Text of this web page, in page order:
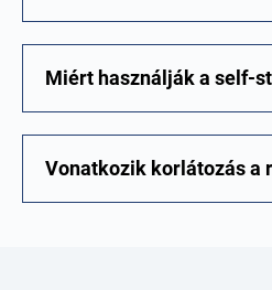
Miért használják a self-
Vonatkozik korlátozás a